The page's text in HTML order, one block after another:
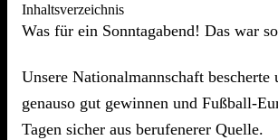
Inhaltsverzeichnis
Was für ein Sonntagabend! Das war
Unsere Nationalmannschaft
genauso gut gewinnen und Fußball-
Tagen sicher aus berufenerer Quelle.